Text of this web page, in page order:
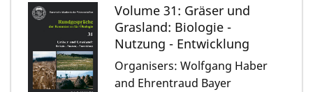
Volume 31: Gräser und
Grasland: Biologie -
Nutzung - Entwicklung
Organisers: Wolfgang Haber
and Ehrentraud Bayer